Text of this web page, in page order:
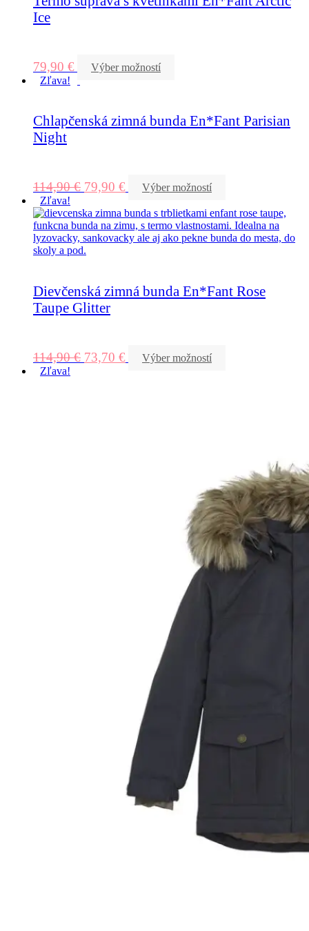
Ice
79,90 €
Výber možností
Zľava!
Chlapčenská zimná bunda En*Fant Parisian
Night
114,90€ 79,90 €
Výber možností
Zľava!
Dievčenská zimná bunda En*Fant Rose
Taupe Glitter
114,90€ 73,70 €
Výber možností
Zľava!